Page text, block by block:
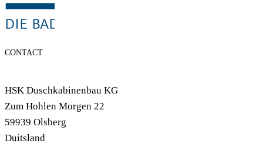
CONTACT
HSK Duschkabinenbau KG
Zum Hohlen Morgen 22
59939 Olsberg
Duitsland